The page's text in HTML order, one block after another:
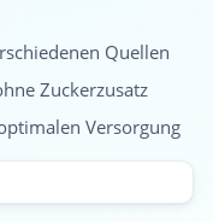
Quellen
Zuckerzusatz
Versorgung